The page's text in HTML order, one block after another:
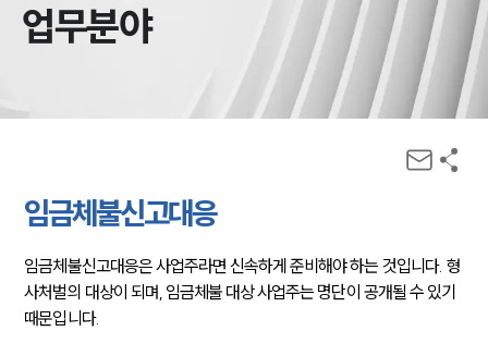
업무분야
임금체불신고대응
임금체불신고대응은 사업주라면 신속하게 준비해야 하는 것입니다. 형
사처벌의 대상이 되며, 임금체불 대상 사업주는 명단이 공개될 수 있기
때문입니다.